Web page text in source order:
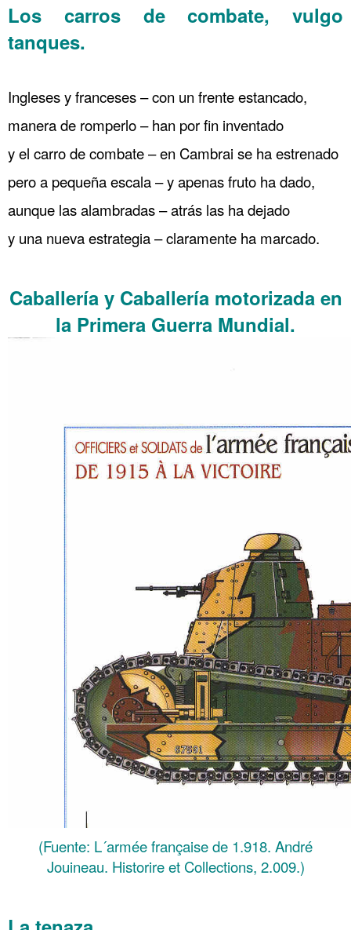
Los carros de combate, vulgo
tanques.
Ingleses y franceses – con un frente estancado,
manera de romperlo – han por fin inventado
y el carro de combate – en Cambrai se ha estrenado
pero a pequeña escala – y apenas fruto ha dado,
aunque las alambradas – atrás las ha dejado
y una nueva estrategia – claramente ha marcado.
Caballería y Caballería motorizada en
la Primera Guerra Mundial.
(Fuente: L´armée française de 1.918. André
Jouineau. Historire et Collections, 2.009.)